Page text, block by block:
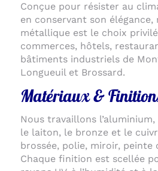
Conçue pour résister au
en conservant son
métallique est le choix
commerces, hôtels,
bâtiments industriels de
Longueuil et Brossard.
Matériaux &
Nous travaillons l’aluminium,
le laiton, le bronze et le
brossée, polie, miroir, peinte
Chaque finition est scellée